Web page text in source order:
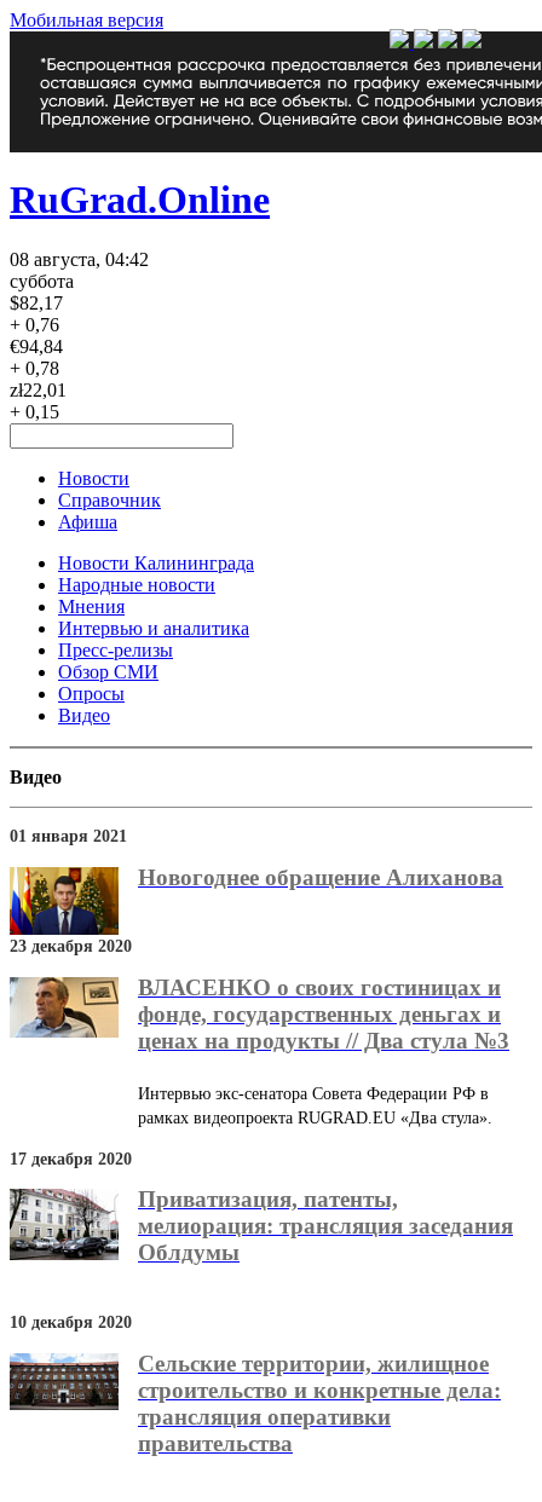
Мобильная версия
RuGrad.Online
08 августа, 04:42
суббота
$82,17
+ 0,76
€94,84
+ 0,78
zł22,01
+ 0,15
Новости
Справочник
Афиша
Новости Калининграда
Народные новости
Мнения
Интервью и аналитика
Пресс-релизы
Обзор СМИ
Опросы
Видео
Видео
01 января 2021
Новогоднее обращение Алиханова
23 декабря 2020
ВЛАСЕНКО о своих гостиницах и
фонде, государственных деньгах и
ценах на продукты // Два стула №3
Интервью экс-сенатора Совета Федерации РФ в
рамках видеопроекта RUGRAD.EU «Два стула».
17 декабря 2020
Приватизация, патенты,
мелиорация: трансляция заседания
Облдумы
10 декабря 2020
Сельские территории, жилищное
строительство и конкретные дела:
трансляция оперативки
правительства